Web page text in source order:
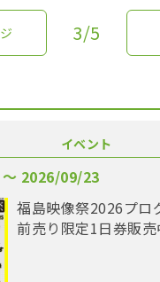
3/5
イベント
2026/09/23
福島映像祭2026プロ
前売り限定1日券販売